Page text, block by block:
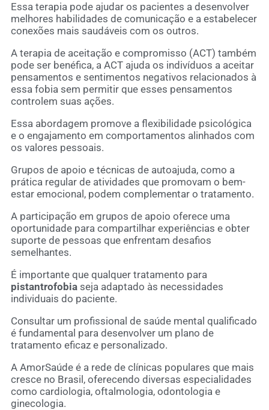
Essa terapia pode ajudar os pacientes a desenvolver
melhores habilidades de comunicação e a estabelecer
conexões mais saudáveis com os outros.
A terapia de aceitação e compromisso (ACT) também
pode ser benéfica, a ACT ajuda os indivíduos a aceitar
pensamentos e sentimentos negativos relacionados à
essa fobia sem permitir que esses pensamentos
controlem suas ações.
Essa abordagem promove a flexibilidade psicológica
e o engajamento em comportamentos alinhados com
os valores pessoais.
Grupos de apoio e técnicas de autoajuda, como a
prática regular de atividades que promovam o bem-
estar emocional, podem complementar o tratamento.
A participação em grupos de apoio oferece uma
oportunidade para compartilhar experiências e obter
suporte de pessoas que enfrentam desafios
semelhantes.
É importante que qualquer tratamento para
pistantrofobia seja adaptado às necessidades
individuais do paciente.
Consultar um profissional de saúde mental qualificado
é fundamental para desenvolver um plano de
tratamento eficaz e personalizado.
A AmorSaúde é a rede de clínicas populares que mais
cresce no Brasil, oferecendo diversas especialidades
como cardiologia, oftalmologia, odontologia e
ginecologia.